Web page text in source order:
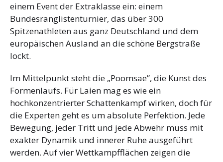
einem Event der Extraklasse ein: einem
Bundesranglistenturnier, das über 300
Spitzenathleten aus ganz Deutschland und dem
europäischen Ausland an die schöne Bergstraße
lockt.
Im Mittelpunkt steht die „Poomsae”, die Kunst des
Formenlaufs. Für Laien mag es wie ein
hochkonzentrierter Schattenkampf wirken, doch für
die Experten geht es um absolute Perfektion. Jede
Bewegung, jeder Tritt und jede Abwehr muss mit
exakter Dynamik und innerer Ruhe ausgeführt
werden. Auf vier Wettkampfflächen zeigen die